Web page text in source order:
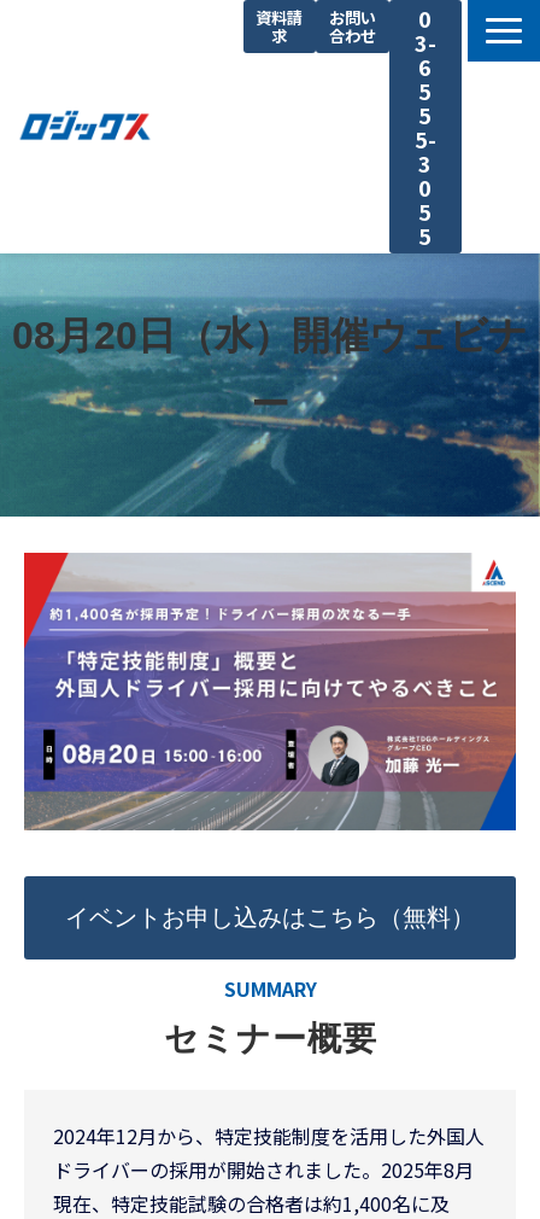
資料請
求
お問い
合わせ
0
3-
6
5
5
5-
3
0
5
5
機能まとめ
料金プラン
導入事例
セミナー
よくあるご質問
08月20日（水）開催ウェビナ
ー
イベントお申し込みはこちら（無料）
SUMMARY
セミナー概要
2024年12月から、特定技能制度を活用した外国人
ドライバーの採用が開始されました。2025年8月
現在、特定技能試験の合格者は約1,400名に及